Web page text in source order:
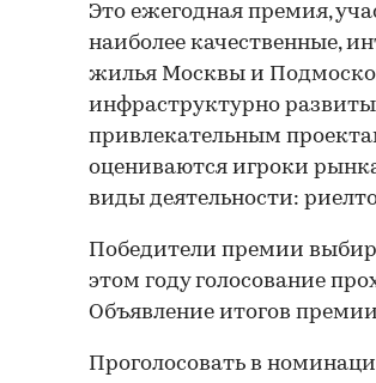
Это ежегодная премия,
наиболее качественные,
жилья Москвы и
инфраструктурно
привлекательным
оцениваются игроки
виды деятельности:
Победители премии
этом году голосование
Объявление итогов
Проголосовать в